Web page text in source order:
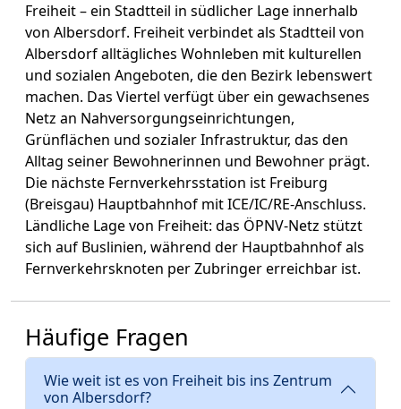
Freiheit – ein Stadtteil in südlicher Lage innerhalb
von Albersdorf. Freiheit verbindet als Stadtteil von
Albersdorf alltägliches Wohnleben mit kulturellen
und sozialen Angeboten, die den Bezirk lebenswert
machen. Das Viertel verfügt über ein gewachsenes
Netz an Nahversorgungseinrichtungen,
Grünflächen und sozialer Infrastruktur, das den
Alltag seiner Bewohnerinnen und Bewohner prägt.
Die nächste Fernverkehrsstation ist Freiburg
(Breisgau) Hauptbahnhof mit ICE/IC/RE-Anschluss.
Ländliche Lage von Freiheit: das ÖPNV-Netz stützt
sich auf Buslinien, während der Hauptbahnhof als
Fernverkehrsknoten per Zubringer erreichbar ist.
Häufige Fragen
Wie weit ist es von Freiheit bis ins Zentrum
von Albersdorf?